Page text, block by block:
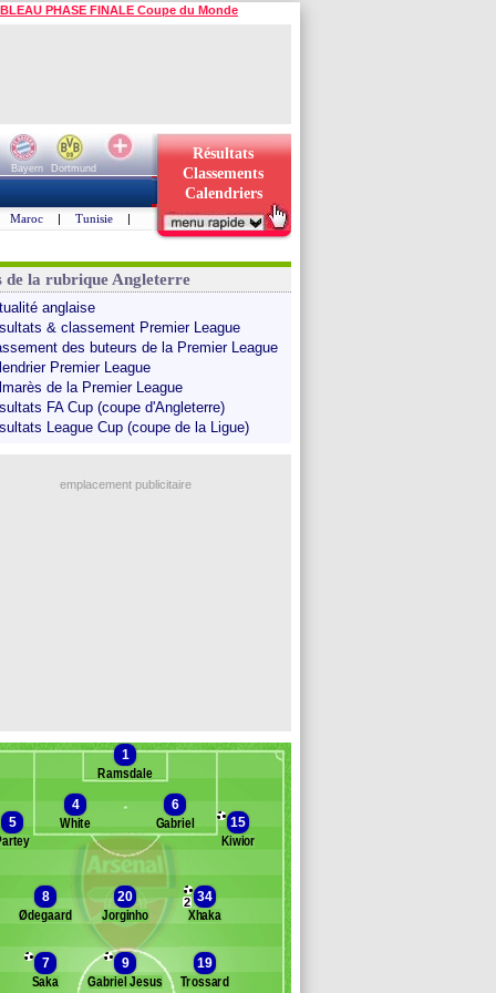
PHASE FINALE Coupe du Monde
Bayern
Dortmund
Résultats
Classements
Calendriers
Maroc | Tunisie |
de la rubrique Angleterre
anglaise
& classement Premier League
des buteurs de la Premier League
Premier League
de la Premier League
FA Cup (coupe d'Angleterre)
League Cup (coupe de la Ligue)
emplacement publicitaire
Banc des remplaçants Arsenal
Rowe
Vieira
1
Ramsdale
4
White
6
Gabriel
5
15
Kiwior
8
Ødegaard
20
Jorginho
2 34
Xhaka
7
Saka
9
Gabriel Jesus
19
Trossard